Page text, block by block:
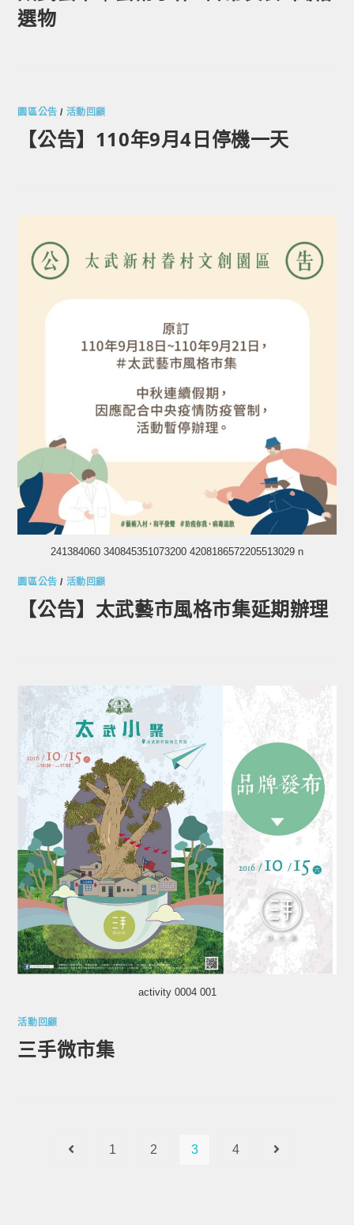
選物
園區公告 / 活動回顧
【公告】110年9月4日停機一天
241384060 340845351073200 4208186572205513029 n
園區公告 / 活動回顧
【公告】太武藝市風格市集延期辦理
activity 0004 001
活動回顧
三手微市集
1 2 3 4